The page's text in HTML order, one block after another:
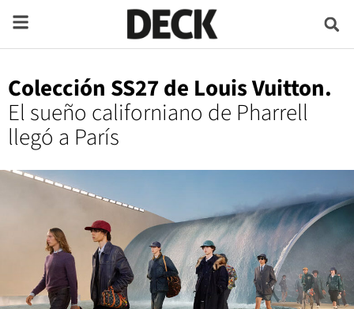
Colección SS27 de Louis Vuitton.
El sueño californiano de Pharrell
llegó a París